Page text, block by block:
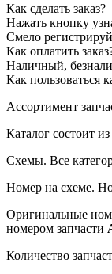
Как сделать заказ?
Нажать кнопку
Смело
Как оплатить
Наличный,
Как пользоваться
Ассортимент
Каталог состоит
Схемы. Все
Номер на схеме.
Оригинальные
номером запчасти
Количество